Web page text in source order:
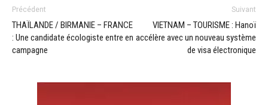
Précédent
THAÏLANDE / BIRMANIE – FRANCE
: Une candidate écologiste entre en
campagne
Suivant
VIETNAM – TOURISME : Hanoï
accélère avec un nouveau système
de visa électronique